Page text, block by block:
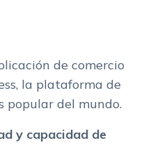
de comercio
la plataforma de
popular del mundo.
y capacidad de